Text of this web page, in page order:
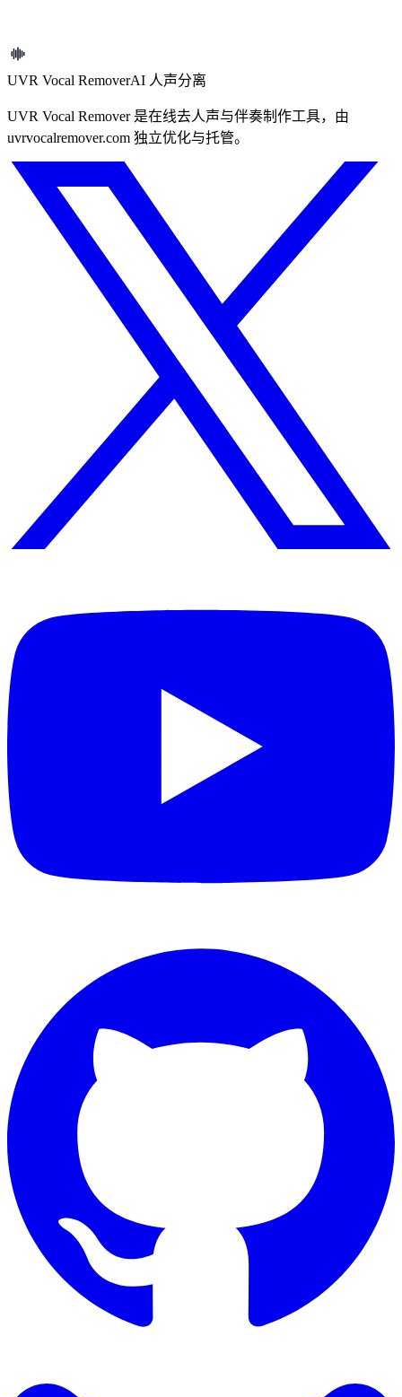
联系我们
UVR Vocal RemoverAI 人声分离
UVR Vocal Remover 是在线去人声与伴奏制作工具，由
uvrvocalremover.com 独立优化与托管。